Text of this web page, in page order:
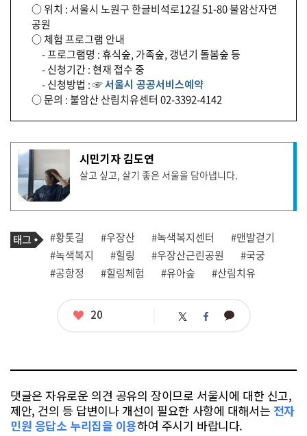
○ 위치 : 서울시 노원구 한글비석로12길 51-80 불암산자연
공원
○ 체험 프로그램 안내
- 프로그램명 : 휴식숲, 가족숲, 갱년기 돌봄숲 등
- 신청기간 : 현재 접수 중
- 신청방법 : ☞서울시 공공서비스예약
○ 문의 : 불암산 산림치유센터 02-3392-4142
기
사
작
성
자
프
필
시민기자 김도연
살고 싶고, 살기 좋은 서울을 담아냅니다.
기
사
관
련
태
태
그
#황톳길 #우장산 #녹색복지센터
#맨발걷기
#녹색복지
#힐링 #우장산근린공원
#국궁
#공항정
#힐링체험 #유아숲 #산림치유
좋
20 트 페 카
댓글은 자유로운 의견 공유의 장이므로 서울시에 대한 신고,
제안, 건의 등 답변이나 개선이 필요한 사항에 대해서는 전자
민원 응답소 누리집을 이용하여 주시기 바랍니다.